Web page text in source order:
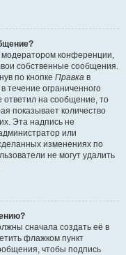
модератором конференции,
собственные сообщения.
по кнопке Правка в
течение ограниченного
ответил на сообщение, то
показывает количество
Эта надпись не
или
изменениях по
не могут удалить
сначала создать её в
флажком пункт
чтобы подпись